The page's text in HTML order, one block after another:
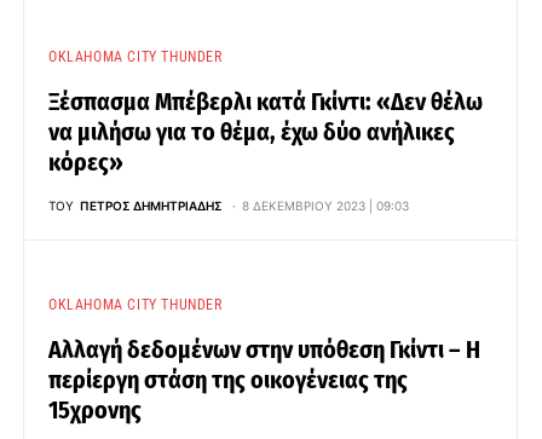
OKLAHOMA CITY THUNDER
Ξέσπασμα Μπέβερλι κατά Γκίντι: «Δεν θέλω
να μιλήσω για το θέμα, έχω δύο ανήλικες
κόρες»
ΤΟΥ ΠΈΤΡΟΣ ΔΗΜΗΤΡΙΆΔΗΣ 8 ΔΕΚΕΜΒΡΊΟΥ 2023 | 09:03
OKLAHOMA CITY THUNDER
Αλλαγή δεδομένων στην υπόθεση Γκίντι – Η
περίεργη στάση της οικογένειας της
15χρονης